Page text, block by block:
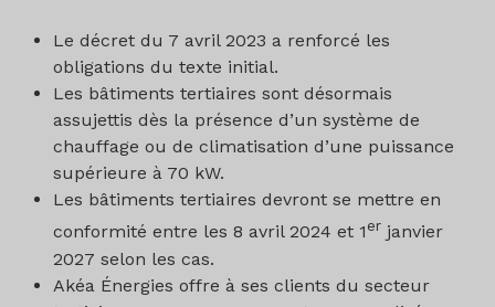
Le décret du 7 avril 2023 a renforcé les
obligations du texte initial.
Les bâtiments tertiaires sont désormais
assujettis dès la présence d’un système de
chauffage ou de climatisation d’une puissance
supérieure à 70 kW.
Les bâtiments tertiaires devront se mettre en
conformité entre les 8 avril 2024 et 1 er janvier
2027 selon les cas.
Akéa Énergies offre à ses clients du secteur